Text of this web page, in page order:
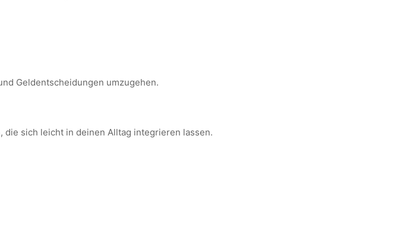
Geldentscheidungen umzugehen.
sich leicht in deinen Alltag integrieren lassen.